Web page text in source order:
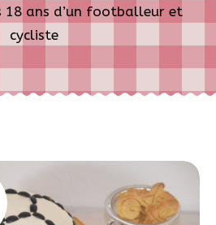
18 ans d’un footballeur et
cycliste